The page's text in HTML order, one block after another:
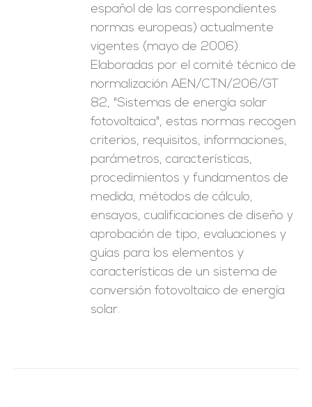
español de las correspondientes
normas europeas) actualmente
vigentes (mayo de 2006).
Elaboradas por el comité técnico de
normalización AEN/CTN/206/GT
82, "Sistemas de energía solar
fotovoltaica", estas normas recogen
criterios, requisitos, informaciones,
parámetros, características,
procedimientos y fundamentos de
medida, métodos de cálculo,
ensayos, cualificaciones de diseño y
aprobación de tipo, evaluaciones y
guías para los elementos y
características de un sistema de
conversión fotovoltaico de energía
solar.